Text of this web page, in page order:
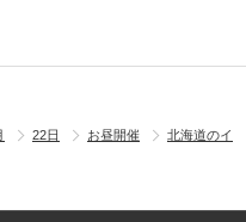
22日 お昼開催
北海道のイ